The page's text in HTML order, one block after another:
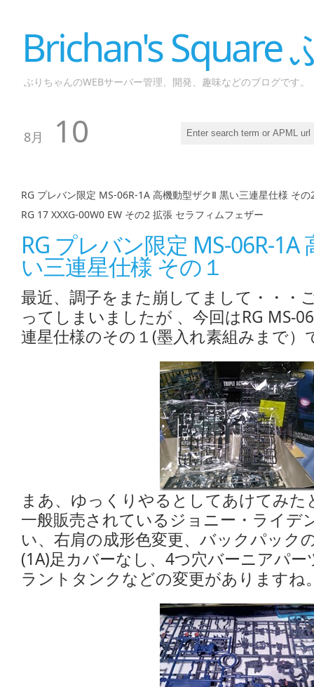
Brichan's Square
ぶりちゃんのWEBサーバー管理、開発、趣味などのブログです。
8月 10
RG プレバン限定 MS-06R-1A 高機動型ザクⅡ 黒い三連星仕様 そ
RG 17 XXXG-00W0 EW その2 拡張 セラフィムフェザー
RG プレバン限定 MS-06R-1A
い三連星仕様 その１
最近、調子をまた崩してまして・・・
ってしまいましたが 、今回はRG MS-
連星仕様のその１(墨入れ素組みまで）
まあ、ゆっくりやるとしてあけてみた
一般販売されているジョニー・ライデ
い、右肩の成形色変更、バックパック
(1A)足カバーなし、4つ穴バーニアパ
ラントタンクなどの変更がありますね